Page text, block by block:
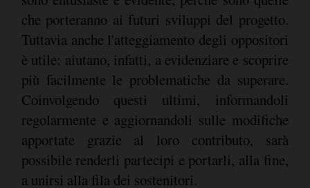
che porteranno ai futuri sviluppi del progetto.
Tuttavia anche l'atteggiamento degli oppositori
è utile: aiutano, infatti, a evidenziare e scoprire
più facilmente le problematiche da superare.
Coinvolgendo questi ultimi, informandoli
regolarmente e aggiornandoli sulle modifiche
apportate grazie al loro contributo, sarà
possibile renderli partecipi e portarli, alla fine,
a unirsi alla fila dei sostenitori.